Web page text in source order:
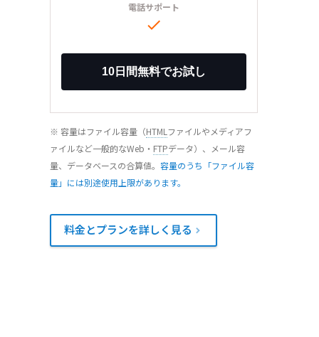
電話サポート

※ 容量はファイル容量（HTML ファイルやメディアフ
ァイルなど一般的なWeb・ FTPデータ）、メール容
量、データベースの合算値。 容量のうち「ファイル容
量」には別途使用上限があります。
料金とプランを詳しく見る